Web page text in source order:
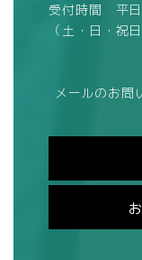
受付時間 平
（土・日・祝
メールのお問